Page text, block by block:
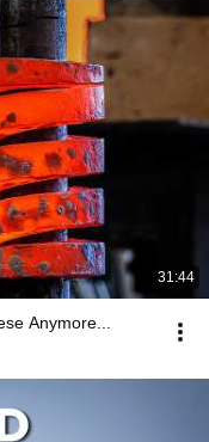
31:44
Anymore...